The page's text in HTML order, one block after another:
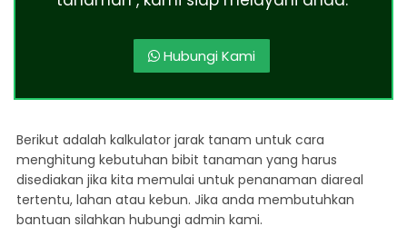
Hubungi Kami
Berikut adalah kalkulator jarak tanam untuk cara
menghitung kebutuhan bibit tanaman yang harus
disediakan jika kita memulai untuk penanaman diareal
tertentu, lahan atau kebun. Jika anda membutuhkan
bantuan silahkan hubungi admin kami.